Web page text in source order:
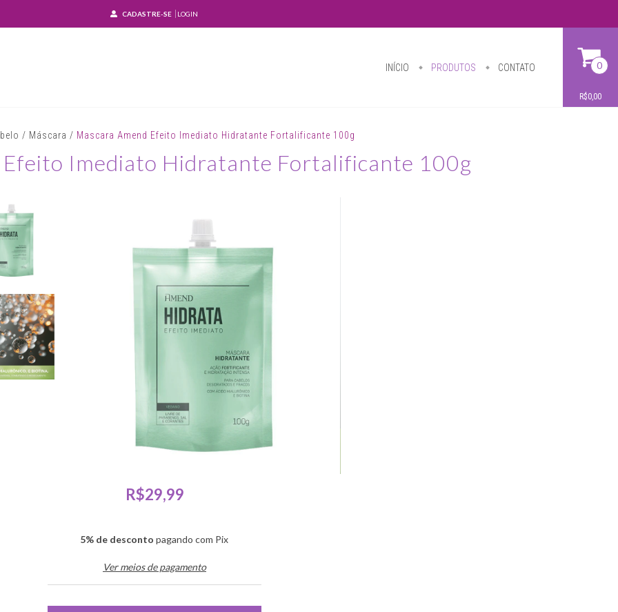
CADASTRE-SE LOGIN
INÍCIO PRODUTOS CONTATO 0
R$0,00
/ Máscara / Mascara Amend Efeito Imediato Hidratante Fortalificante 100g
Efeito Imediato Hidratante Fortalificante 100g
R$29,99
5% de desconto pagando com Pix
Ver meios de pagamento